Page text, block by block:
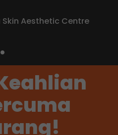
Aesthetic Centre